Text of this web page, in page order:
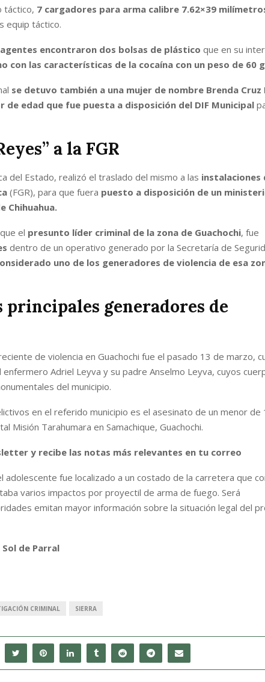
táctico, 7 cargadores para arma calibre 7.62×39
equip táctico.
agentes encontraron dos bolsas de plástico que en su
con las características de la cocaína con un peso de 60
se detuvo también a una mujer de nombre Brenda Cruz
de edad que fue puesta a disposición del DIF Municipal
a la FGR
del Estado, realizó el traslado del mismo a las instalaciones
(FGR), para que fuera puesto a disposición de un
Chihuahua.
el presunto líder criminal de la zona de Guachochi, fue
dentro de un operativo generado por la Secretaría de
uno de los generadores de violencia de esa
principales generadores de
de violencia en Guachochi fue el pasado 13 de marzo,
Adriel Leyva y su padre Anselmo Leyva, cuyos
del municipio.
en el referido municipio es el asesinato de un menor de
Misión Tarahumara en Samachique, Guachochi.
y recibe las notas más relevantes en tu correo
fue localizado a un costado de la carretera que
varios impactos por proyectil de arma de fuego. Será
emitan mayor información sobre la situación legal del
de Parral
CRIMINAL SIERRA